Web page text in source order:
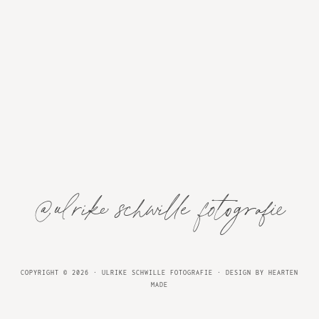
@ulrike schwille fotografie
COPYRIGHT © 2026 · ULRIKE SCHWILLE FOTOGRAFIE · DESIGN BY HEARTEN
MADE